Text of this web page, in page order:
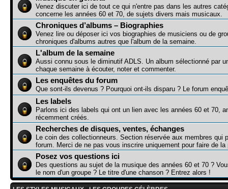
Venez discuter ici de tout ce qui n'entre pas dans les autres
concerne les années 60 et 70, de sujets divers mais musicaux.
Chroniques d’albums – Biographies
Venez lire ou déposer ici vos biographies de musiciens ou de
chroniques d'albums autres que l'album de la semaine.
L'album de la semaine
Aussi connu sous le diminutif ADLS. Un album sélectionné par
chaque semaine à écouter, noter et commenter.
Les enquêtes du forum
Que sont-ils devenus ? Pourquoi ont-ils disparu ? Le forum
Les labels
Parlons ici des labels qui ont un lien avec les années 60 et 70,
récemment créés.
Recherches de disques, ventes, échanges
Le coin des collectionneurs. Section réservée aux membres qui
forum. Merci de ne pas vous inscrire uniquement pour faire de la
Posez vos questions ici
Des questions au sujet de la musique des années 60 et 70 ?
le nom d'un groupe ? Le titre d'une chanson ? Entrez alors !